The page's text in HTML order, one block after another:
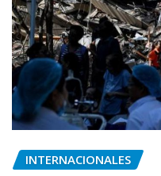
INTERNACIONALES